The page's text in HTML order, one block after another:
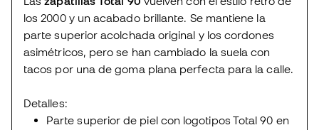
los 2000 y un acabado brillante. Se mantiene la
parte superior acolchada original y los cordones
asimétricos, pero se han cambiado la suela con
tacos por una de goma plana perfecta para la calle.
Detalles:
Parte superior de piel con logotipos Total 90 en